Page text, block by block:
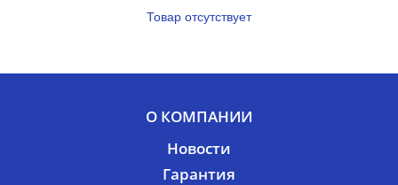
Товар отсутствует
О КОМПАНИИ
Новости
Гарантия